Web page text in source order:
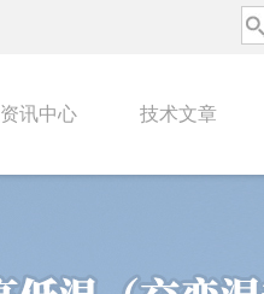
资讯中心 技术文章